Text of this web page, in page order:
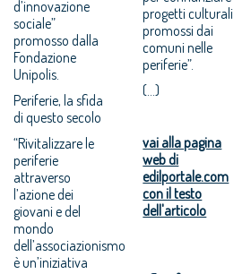
d’innovazione
sociale”
promosso dalla
Fondazione
Unipolis.
Periferie, la sfida
di questo secolo
“Rivitalizzare le
periferie
attraverso
l’azione dei
giovani e del
mondo
dell’associazionismo
è un’iniziativa
progetti culturali
promossi dai
comuni nelle
periferie”.
(...)
vai alla pagina
web di
edilportale.com
con il testo
dell'articolo